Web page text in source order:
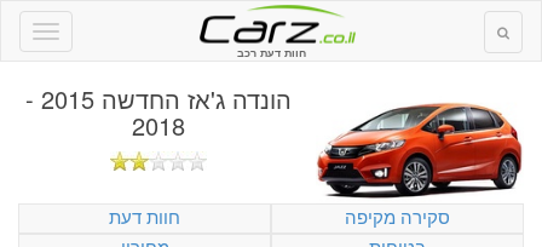
חוות דעת רכב
הונדה ג'אז החדשה 2015 -
2018
סקירה מקיפה
חוות דעת